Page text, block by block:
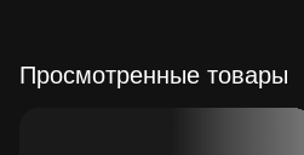
Просмотренные товары